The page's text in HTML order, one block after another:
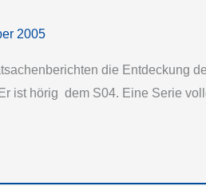
2005
die Entdeckung
ist hörig ­ dem S04. Eine Serie